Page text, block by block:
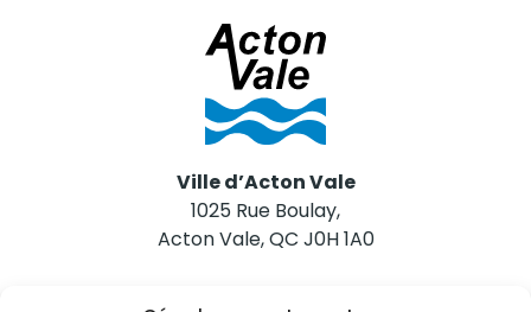
Ville d’Acton Vale
1025 Rue Boulay,
Acton Vale, QC J0H 1A0